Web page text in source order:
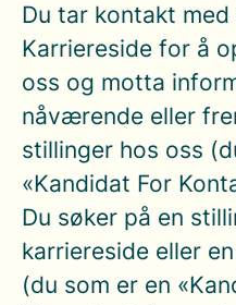
Du tar kontakt
Karriereside for å
oss og motta
nåværende eller
stillinger hos oss
«Kandidat For
Du søker på en
karriereside eller
(du som er en